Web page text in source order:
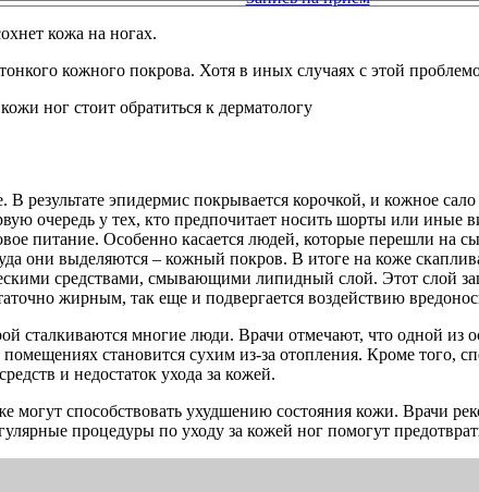
кожа на ногах.
кожного покрова. Хотя в иных случаях с этой
результате эпидермис покрывается корочкой, и кожное
очередь у тех, кто предпочитает носить шорты или иные
питание. Особенно касается людей, которые перешли на
они выделяются – кожный покров. В итоге на коже
средствами, смывающими липидный слой. Этот слой
жирным, так еще и подвергается воздействию
сталкиваются многие люди. Врачи отмечают, что одной из
становится сухим из-за отопления. Кроме того,
и недостаток ухода за кожей.
могут способствовать ухудшению состояния кожи. Врачи
процедуры по уходу за кожей ног помогут